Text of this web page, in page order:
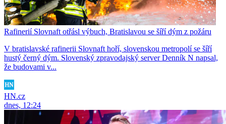
Rafinerií Slovnaft otřásl výbuch, Bratislavou se šíří dým z požáru
V bratislavské rafinerii Slovnaft hoří, slovenskou metropolí se šíří
hustý černý dým. Slovenský zpravodajský server Denník N napsal,
že budovami v...
HN.cz
dnes, 12:24